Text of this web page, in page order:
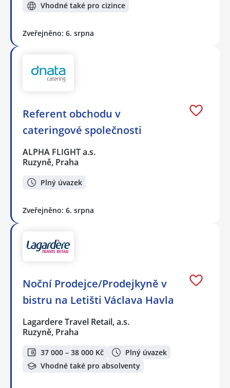
Vhodné také pro cizince
Zveřejněno: 6. srpna
Referent obchodu v
cateringové společnosti
ALPHA FLIGHT a.s.
Ruzyně, Praha
Plný úvazek
Zveřejněno: 6. srpna
Noční Prodejce/Prodejkyně v
bistru na Letišti Václava Havla
Lagardere Travel Retail, a.s.
Ruzyně, Praha
37 000 – 38 000 Kč
Plný úvazek
Vhodné také pro absolventy